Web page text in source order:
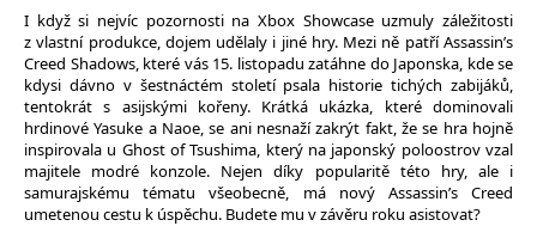
I když si nejvíc pozornosti na Xbox Showcase uzmuly záležitosti
z vlastní produkce, dojem udělaly i jiné hry. Mezi ně patří Assassin’s
Creed Shadows, které vás 15. listopadu zatáhne do Japonska, kde se
kdysi dávno v šestnáctém století psala historie tichých zabijáků,
tentokrát s asijskými kořeny. Krátká ukázka, které dominovali
hrdinové Yasuke a Naoe, se ani nesnaží zakrýt fakt, že se hra hojně
inspirovala u Ghost of Tsushima, který na japonský poloostrov vzal
majitele modré konzole. Nejen díky popularitě této hry, ale i
samurajskému tématu všeobecně, má nový Assassin’s Creed
umetenou cestu k úspěchu. Budete mu v závěru roku asistovat?